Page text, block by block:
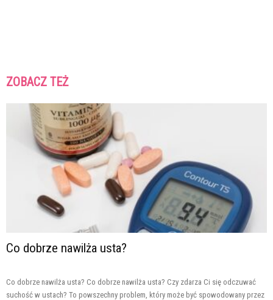
ZOBACZ TEŻ
Co dobrze nawilża usta?
Co dobrze nawilża usta? Co dobrze nawilża usta? Czy zdarza Ci się odczuwać
suchość w ustach? To powszechny problem, który może być spowodowany przez